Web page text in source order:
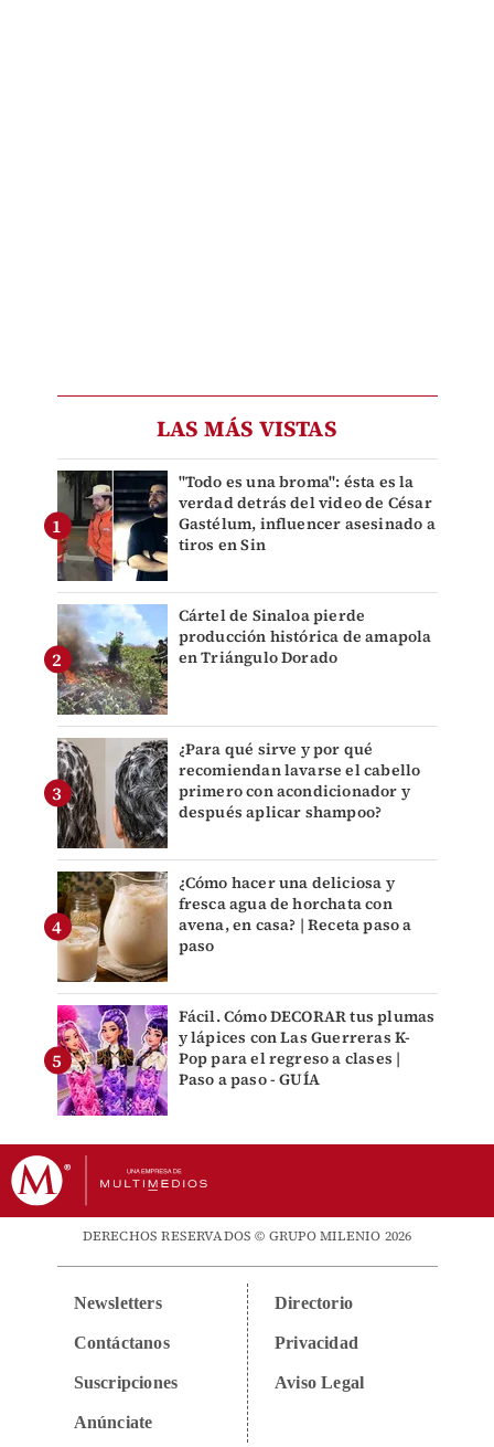
LAS MÁS VISTAS
"Todo es una broma": ésta es la
verdad detrás del video de César
Gastélum, influencer asesinado a
tiros en Sin
Cártel de Sinaloa pierde
producción histórica de amapola
en Triángulo Dorado
¿Para qué sirve y por qué
recomiendan lavarse el cabello
primero con acondicionador y
después aplicar shampoo?
¿Cómo hacer una deliciosa y
fresca agua de horchata con
avena, en casa? | Receta paso a
paso
Fácil. Cómo DECORAR tus plumas
y lápices con Las Guerreras K-
Pop para el regreso a clases |
Paso a paso - GUÍA
DERECHOS RESERVADOS © GRUPO MILENIO 2026
Newsletters
Contáctanos
Suscripciones
Anúnciate
Directorio
Privacidad
Aviso Legal